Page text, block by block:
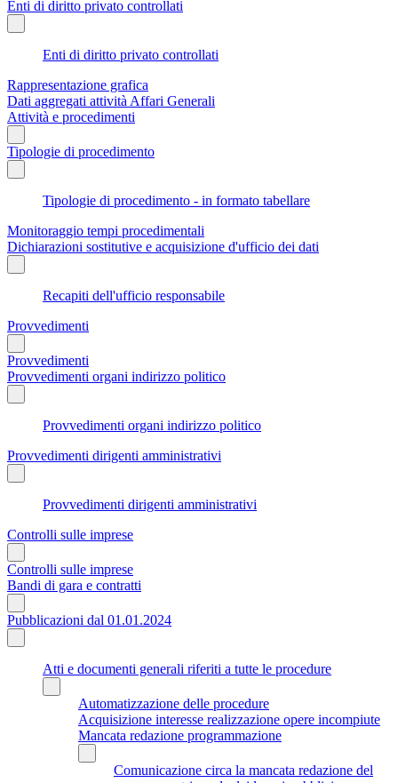
Enti di diritto privato controllati
Enti di diritto privato controllati
Rappresentazione grafica
Dati aggregati attività Affari Generali
Attività e procedimenti
Tipologie di procedimento
Tipologie di procedimento - in formato tabellare
Monitoraggio tempi procedimentali
Dichiarazioni sostitutive e acquisizione d'ufficio dei dati
Recapiti dell'ufficio responsabile
Provvedimenti
Provvedimenti
Provvedimenti organi indirizzo politico
Provvedimenti organi indirizzo politico
Provvedimenti dirigenti amministrativi
Provvedimenti dirigenti amministrativi
Controlli sulle imprese
Controlli sulle imprese
Bandi di gara e contratti
Pubblicazioni dal 01.01.2024
Atti e documenti generali riferiti a tutte le procedure
Automatizzazione delle procedure
Acquisizione interesse realizzazione opere incompiute
Mancata redazione programmazione
Comunicazione circa la mancata redazione del